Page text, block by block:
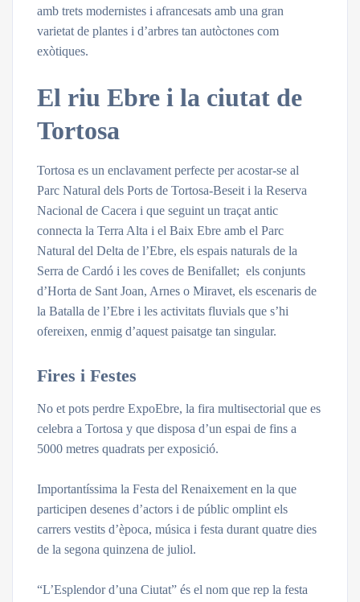
amb trets modernistes i afrancesats amb una gran
varietat de plantes i d’arbres tan autòctones com
exòtiques.
El riu Ebre i la ciutat de
Tortosa
Tortosa es un enclavament perfecte per acostar-se al
Parc Natural dels Ports de Tortosa-Beseit i la Reserva
Nacional de Cacera i que seguint un traçat antic
connecta la Terra Alta i el Baix Ebre amb el Parc
Natural del Delta de l’Ebre, els espais naturals de la
Serra de Cardó i les coves de Benifallet; els conjunts
d’Horta de Sant Joan, Arnes o Miravet, els escenaris de
la Batalla de l’Ebre i les activitats fluvials que s’hi
ofereixen, enmig d’aquest paisatge tan singular.
Fires i Festes
No et pots perdre ExpoEbre, la fira multisectorial que es
celebra a Tortosa y que disposa d’un espai de fins a
5000 metres quadrats per exposició.
Importantíssima la Festa del Renaixement en la que
participen desenes d’actors i de públic omplint els
carrers vestits d’època, música i festa durant quatre dies
de la segona quinzena de juliol.
“L’Esplendor d’una Ciutat” és el nom que rep la festa